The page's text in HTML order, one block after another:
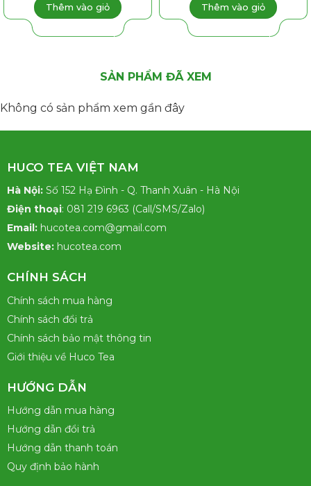
Thêm vào giỏ
Thêm vào giỏ
phẩm
thể
được
SẢN PHẨM ĐÃ XEM
Không có sản phẩm xem gần đây
HUCO TEA VIỆT NAM
Hà Nội:Số 152 Hạ Đình - Q. Thanh Xuân - Hà Nội
Điện thoại: 081 219 6963 (Call/SMS/Zalo)
Email:hucotea.com@gmail.com
Website:hucotea.com
CHÍNH SÁCH
Chính sách mua hàng
Chính sách đổi trả
Chính sách bảo mật thông tin
Giới thiệu về Huco Tea
HƯỚNG DẪN
Hướng dẫn mua hàng
Hướng dẫn đổi trả
Hướng dẫn thanh toán
Quy định bảo hành